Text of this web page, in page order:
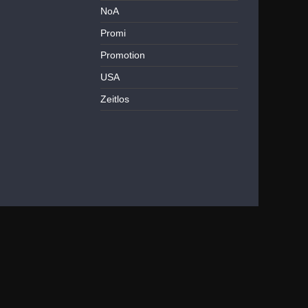
NoA
Promi
Promotion
USA
Zeitlos